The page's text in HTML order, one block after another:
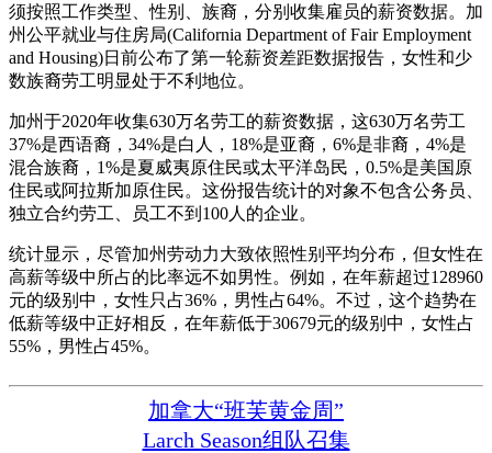
须按照工作类型、性别、族裔，分别收集雇员的薪资数据。加
州公平就业与住房局(California Department of Fair Employment
and Housing)日前公布了第一轮薪资差距数据报告，女性和少
数族裔劳工明显处于不利地位。
加州于2020年收集630万名劳工的薪资数据，这630万名劳工
37%是西语裔，34%是白人，18%是亚裔，6%是非裔，4%是
混合族裔，1%是夏威夷原住民或太平洋岛民，0.5%是美国原
住民或阿拉斯加原住民。这份报告统计的对象不包含公务员、
独立合约劳工、员工不到100人的企业。
统计显示，尽管加州劳动力大致依照性别平均分布，但女性在
高薪等级中所占的比率远不如男性。例如，在年薪超过128960
元的级别中，女性只占36%，男性占64%。不过，这个趋势在
低薪等级中正好相反，在年薪低于30679元的级别中，女性占
55%，男性占45%。
加拿大“班芙黄金周”
Larch Season组队召集